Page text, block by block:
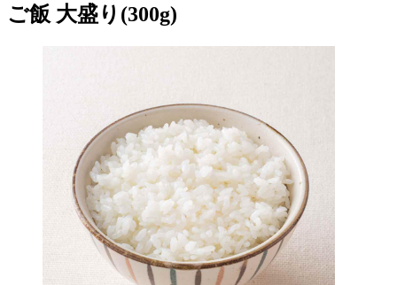
ご飯 大盛り(300g)